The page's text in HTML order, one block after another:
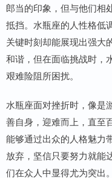
郎当的印象，但与他们相
抵挡。水瓶座的人性格低
关键时刻却能展现出强大
和谐，但在面临挑战时，
艰难险阻所困扰。
水瓶座面对挫折时，像是
善自身，迎难而上，直至
能够通过出众的人格魅力
放弃，坚信只要努力就能
们在众人中显得尤为突出。